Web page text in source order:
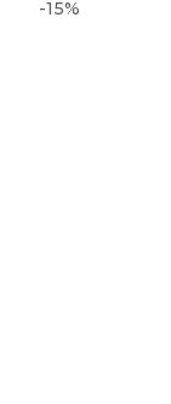
-15%